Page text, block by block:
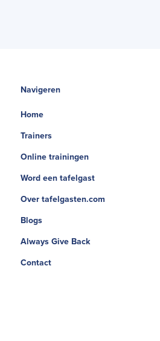
Navigeren
Home
Trainers
Online trainingen
Word een tafelgast
Over tafelgasten.com
Blogs
Always Give Back
Contact